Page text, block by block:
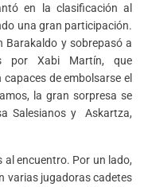
en la clasificación al
una gran participación.
Barakaldo y sobrepasó a
por Xabi Martín, que
de embolsarse el
la gran sorpresa se
Salesianos y Askartza,
encuentro. Por un lado,
varias jugadoras cadetes